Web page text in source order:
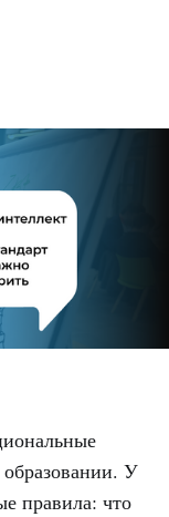
У
правила: что